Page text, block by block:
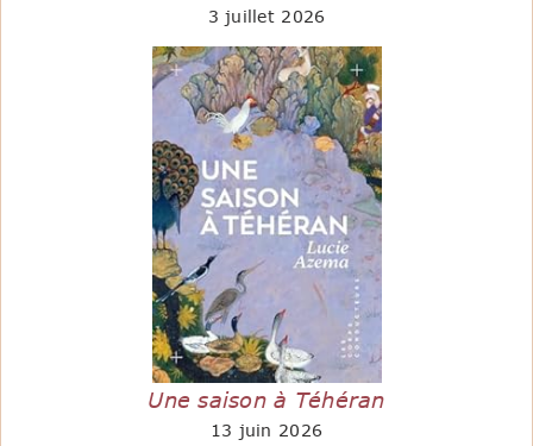
3 juillet 2026
Une saison à Téhéran
13 juin 2026